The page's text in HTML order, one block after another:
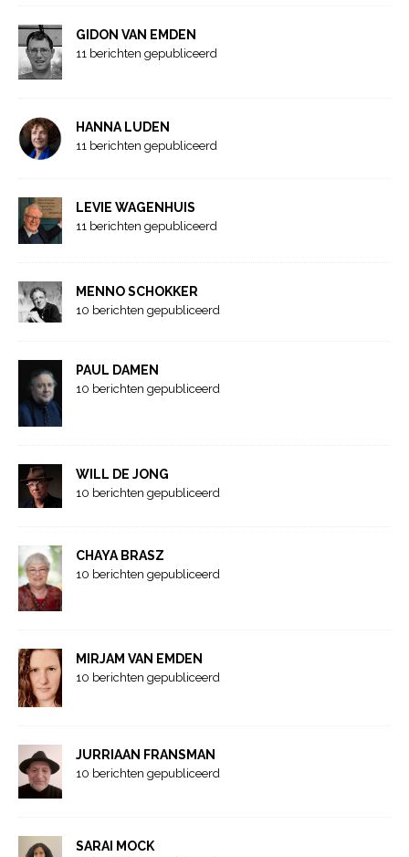
GIDON VAN EMDEN
11 berichten gepubliceerd
HANNA LUDEN
11 berichten gepubliceerd
LEVIE WAGENHUIS
11 berichten gepubliceerd
MENNO SCHOKKER
10 berichten gepubliceerd
PAUL DAMEN
10 berichten gepubliceerd
WILL DE JONG
10 berichten gepubliceerd
CHAYA BRASZ
10 berichten gepubliceerd
MIRJAM VAN EMDEN
10 berichten gepubliceerd
JURRIAAN FRANSMAN
10 berichten gepubliceerd
SARAI MOCK